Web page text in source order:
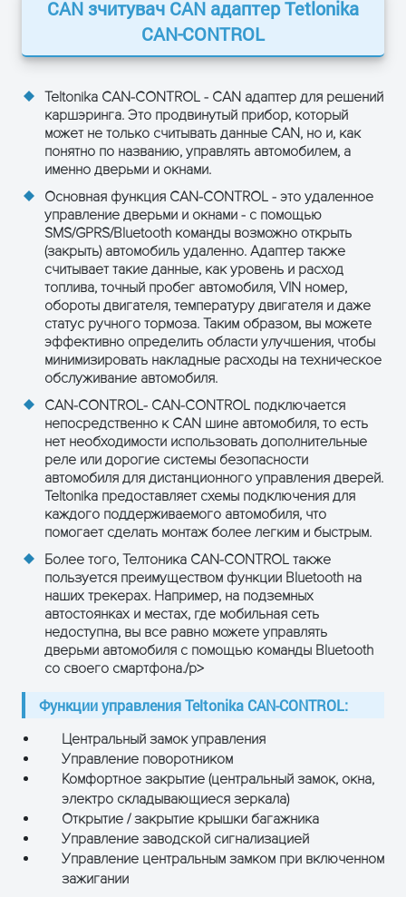
CAN зчитувач CAN адаптер Tetlonika
CAN-CONTROL
Teltonika CAN-CONTROL - CAN адаптер для решений
каршэринга. Это продвинутый прибор, который
может не только считывать данные CAN, но и, как
понятно по названию, управлять автомобилем, а
именно дверьми и окнами.
Основная функция CAN-CONTROL - это удаленное
управление дверьми и окнами - с помощью
SMS/GPRS/Bluetooth команды возможно открыть
(закрыть) автомобиль удаленно. Адаптер также
считывает такие данные, как уровень и расход
топлива, точный пробег автомобиля, VIN номер,
обороты двигателя, температуру двигателя и даже
статус ручного тормоза. Таким образом, вы можете
эффективно определить области улучшения, чтобы
минимизировать накладные расходы на техническое
обслуживание автомобиля.
CAN-CONTROL- CAN-CONTROL подключается
непосредственно к CAN шине автомобиля, то есть
нет необходимости использовать дополнительные
реле или дорогие системы безопасности
автомобиля для дистанционного управления дверей.
Teltonika предоставляет схемы подключения для
каждого поддерживаемого автомобиля, что
помогает сделать монтаж более легким и быстрым.
Более того, Телтоника CAN-CONTROL также
пользуется преимуществом функции Bluetooth на
наших трекерах. Например, на подземных
автостоянках и местах, где мобильная сеть
недоступна, вы все равно можете управлять
дверьми автомобиля с помощью команды Bluetooth
со своего смартфона./p>
Функции управления Teltonika CAN-CONTROL:
Центральный замок управления
Управление поворотником
Комфортное закрытие (центральный замок, окна,
электро складывающиеся зеркала)
Открытие / закрытие крышки багажника
Управление заводской сигнализацией
Управление центральным замком при включенном
зажигании
ЗАЛИШТЕ ЗАЯВКУ
ОТРИМАТИ КОНСУЛЬТАЦІЮ
ЗАЛИШТЕ ЗАЯВКУ
та отримайте консультацію
ОТРИМАТИ КОНСУЛЬТАЦІЮ